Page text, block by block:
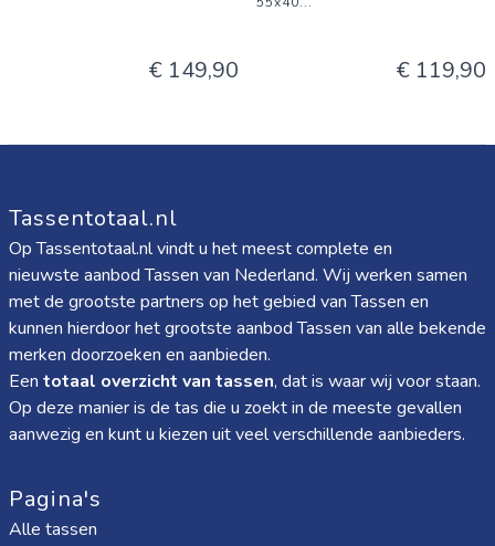
€ 149,90 € 119,90
Tassentotaal.nl
Op Tassentotaal.nl vindt u het meest complete en
nieuwste aanbod Tassen van Nederland. Wij werken samen
met de grootste partners op het gebied van Tassen en
kunnen hierdoor het grootste aanbod Tassen van alle bekende
merken doorzoeken en aanbieden.
Een totaal overzicht van tassen, dat is waar wij voor staan.
Op deze manier is de tas die u zoekt in de meeste gevallen
aanwezig en kunt u kiezen uit veel verschillende aanbieders.
Pagina's
Alle tassen